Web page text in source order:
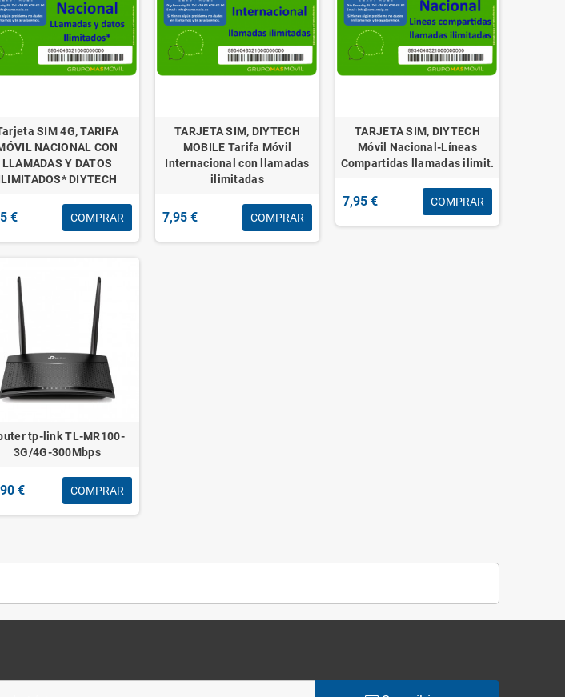
SIM 4G, TARIFA
NACIONAL CON
LLAMADAS Y DATOS
DIYTECH
€ COMPRAR
TARJETA SIM, DIYTECH
MOBILE Tarifa Móvil
Internacional con llamadas
ilimitadas
7,95 € COMPRAR
TARJETA SIM, DIYTECH
Móvil Nacional-Líneas
Compartidas llamadas ilimit.
7,95 € COMPRAR
tp-link TL-MR100-
3G/4G-300Mbps
€ COMPRAR